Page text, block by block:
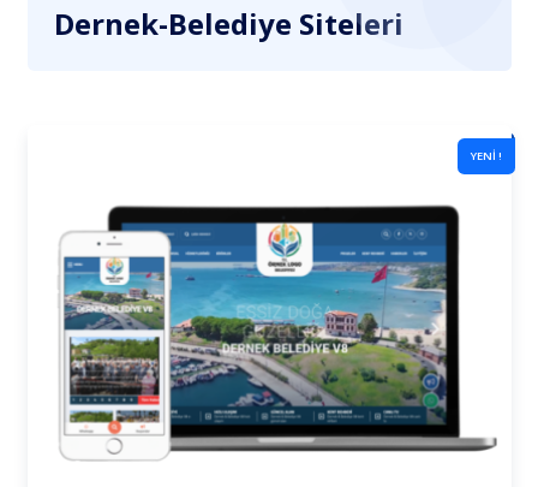
Dernek-Belediye Siteleri
YENİ !